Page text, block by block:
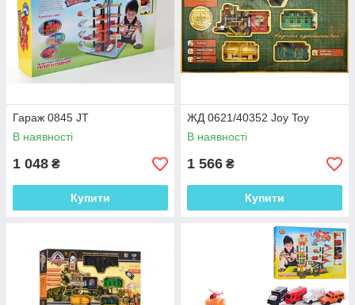
Гараж 0845 JT
В наявності
1 048 ₴
Купити
ЖД 0621/40352 Joy Toy
В наявності
1 566 ₴
Купити